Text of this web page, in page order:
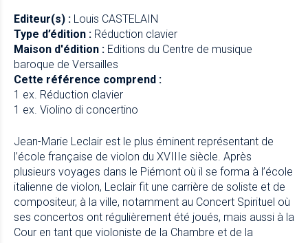
Editeur(s) : Louis CASTELAIN
Type d’édition : Réduction clavier
Maison d'édition : Editions du Centre de musique
baroque de Versailles
Cette référence comprend :
1 ex. Réduction clavier
1 ex. Violino di concertino
Jean-Marie Leclair est le plus éminent représentant de
l’école française de violon du XVIIIe siècle. Après
plusieurs voyages dans le Piémont où il se forma à l’école
italienne de violon, Leclair fit une carrière de soliste et de
compositeur, à la ville, notamment au Concert Spirituel où
ses concertos ont régulièrement été joués, mais aussi à la
Cour en tant que violoniste de la Chambre et de la